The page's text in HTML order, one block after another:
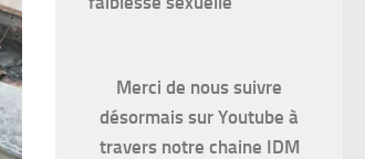
Merci de nous suivre
désormais sur Youtube à
travers notre chaine IDM